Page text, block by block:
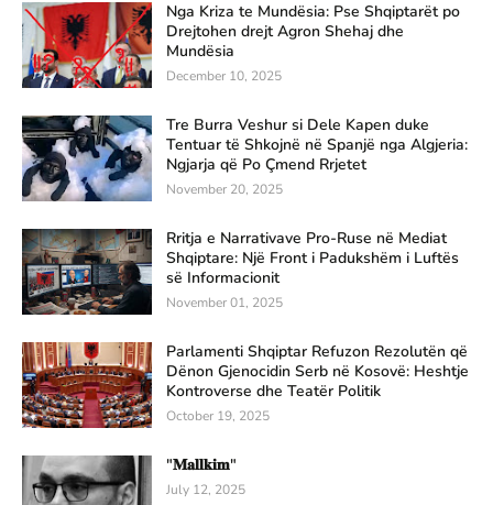
Nga Kriza te Mundësia: Pse Shqiptarët po
Drejtohen drejt Agron Shehaj dhe
Mundësia
December 10, 2025
Tre Burra Veshur si Dele Kapen duke
Tentuar të Shkojnë në Spanjë nga Algjeria:
Ngjarja që Po Çmend Rrjetet
November 20, 2025
Rritja e Narrativave Pro-Ruse në Mediat
Shqiptare: Një Front i Padukshëm i Luftës
së Informacionit
November 01, 2025
Parlamenti Shqiptar Refuzon Rezolutën që
Dënon Gjenocidin Serb në Kosovë: Heshtje
Kontroverse dhe Teatër Politik
October 19, 2025
"𝐌𝐚𝐥𝐥𝐤𝐢𝐦"
July 12, 2025